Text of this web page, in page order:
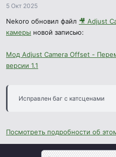
5 Окт 2025
Nekoro обновил файл 🎥 Adjust
камеры новой записью:
Мод Adjust Camera Offset -
версии 1.1
Исправлен баг с катсценами
Посмотреть подробности об